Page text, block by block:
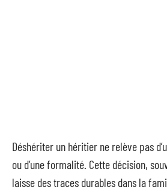
Déshériter un héritier ne relève pas
ou d’une formalité. Cette décision,
laisse des traces durables dans la